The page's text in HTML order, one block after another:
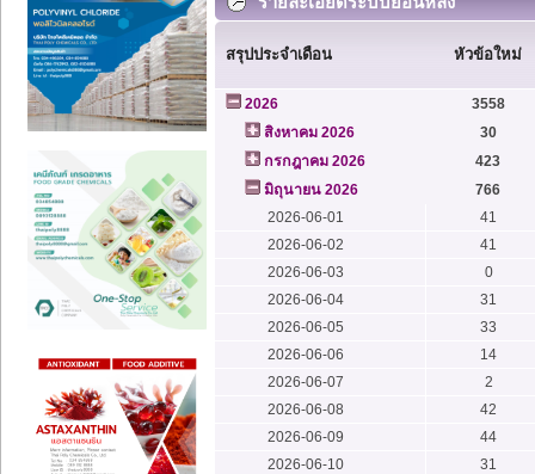
สรุปประจำเดือน หัวข้อใหม่
2026
3558
สิงหาคม 2026
30
กรกฎาคม 2026
423
มิถุนายน 2026
766
2026-06-01
41
2026-06-02
41
2026-06-03
0
2026-06-04
31
2026-06-05
33
2026-06-06
14
2026-06-07
2
2026-06-08
42
2026-06-09
44
2026-06-10
31